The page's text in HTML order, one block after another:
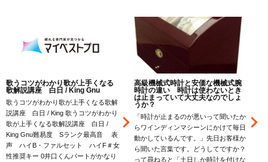
歌うコツがわかり歌が上手くなる
歌解説講座 白日 / King Gnu
歌うコツがわかり歌が上手くなる歌解
説講座 白日 / King 歌うコツがわかり
歌が上手くなる歌解説講座 白日 /
King Gnu難易度 Sランク最高音 表
声 ハイB・ファルセット ハイF＃女
性推奨キー 0井口くんパートがかなり
高級機械式時計と安価な機械式腕
時計の違い 時計は使わないとき
は止まっていて大丈夫なのでしょ
うか？
「時計が止まるのが悪いって聞いたか
らワインディンマシーンにかけて毎日
動かしているんです。」先日お客様か
ら聞いた言葉です。どうしてですか？
って尋ねると「土日しか時計を付けな